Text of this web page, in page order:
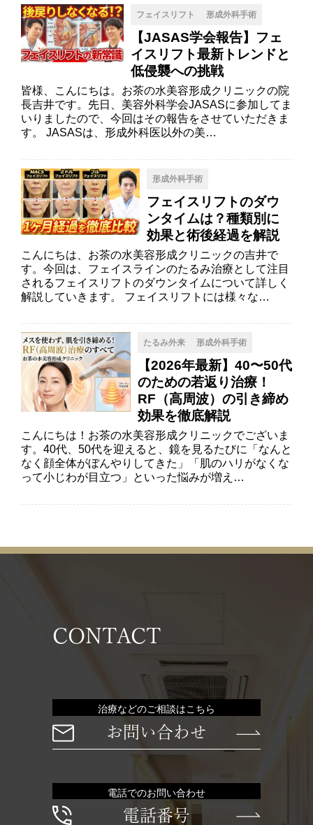
フェイスリフト 形成外科手術
【JASAS学会報告】フェ
イスリフト最新トレンドと
低侵襲への挑戦
皆様、こんにちは。お茶の水美容形成クリニックの院
長吉井です。先日、美容外科学会JASASに参加してま
いりましたので、今回はその報告をさせていただきま
す。 JASASは、形成外科医以外の美…
形成外科手術
フェイスリフトのダウ
ンタイムは？種類別に
効果と術後経過を解説
こんにちは、お茶の水美容形成クリニックの吉井で
す。今回は、フェイスラインのたるみ治療として注目
されるフェイスリフトのダウンタイムについて詳しく
解説していきます。 フェイスリフトには様々な…
たるみ外来 形成外科手術
【2026年最新】40〜50代
のための若返り治療！
RF（高周波）の引き締め
効果を徹底解説
こんにちは！お茶の水美容形成クリニックでございま
す。40代、50代を迎えると、鏡を見るたびに「なんと
なく顔全体がぼんやりしてきた」「肌のハリがなくな
って小じわが目立つ」といった悩みが増え…
CONTACT
治療などのご相談はこちら
お問い合わせ
電話でのお問い合わせ
電話番号